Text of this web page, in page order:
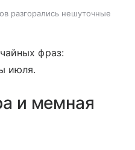
разгорались нешуточные
фраз:
июля.
и мемная